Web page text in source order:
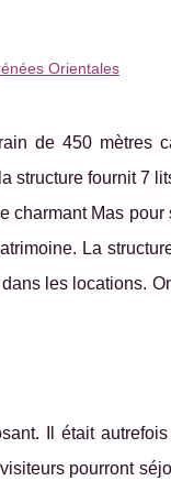
Orientales
de 450 mètres
structure fournit 7
Mas pour
La
les locations.
Il était
pourront